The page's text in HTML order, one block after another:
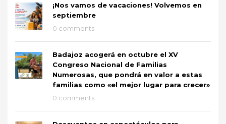
¡Nos vamos de vacaciones! Volvemos en
septiembre
0 comments
Badajoz acogerá en octubre el XV
Congreso Nacional de Familias
Numerosas, que pondrá en valor a estas
familias como «el mejor lugar para crecer»
0 comments